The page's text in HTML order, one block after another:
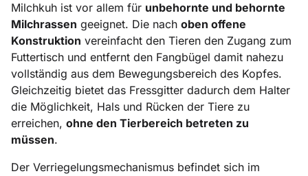
Milchkuh ist vor allem für unbehornte und behornte
Milchrassen geeignet. Die nach oben offene
Konstruktion vereinfacht den Tieren den Zugang zum
Futtertisch und entfernt den Fangbügel damit nahezu
vollständig aus dem Bewegungsbereich des Kopfes.
Gleichzeitig bietet das Fressgitter dadurch dem Halter
die Möglichkeit, Hals und Rücken der Tiere zu
erreichen, ohne den Tierbereich betreten zu
müssen.
Der Verriegelungsmechanismus befindet sich im